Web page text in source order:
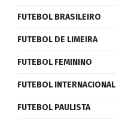
FUTEBOL BRASILEIRO
FUTEBOL DE LIMEIRA
FUTEBOL FEMININO
FUTEBOL INTERNACIONAL
FUTEBOL PAULISTA